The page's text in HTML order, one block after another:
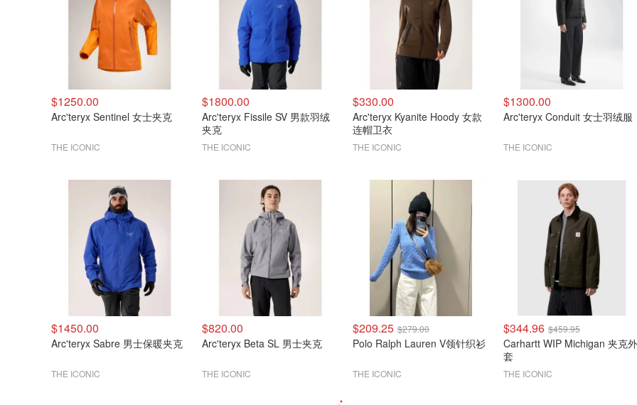
$1250.00
Arc'teryx Sentinel 女士夹克
THE ICONIC
$1800.00
Arc'teryx Fissile SV 男款羽绒
夹克
THE ICONIC
$330.00
Arc'teryx Kyanite Hoody 女款
连帽卫衣
THE ICONIC
$1300.00
Arc'teryx Conduit 女士羽绒服
THE ICONIC
$1450.00
Arc'teryx Sabre 男士保暖夹克
THE ICONIC
$820.00
Arc'teryx Beta SL 男士夹克
THE ICONIC
$209.25 $279.00
Polo Ralph Lauren V领针织衫
THE ICONIC
$344.96 $459.95
Carhartt WIP Michigan 夹克外
套
THE ICONIC